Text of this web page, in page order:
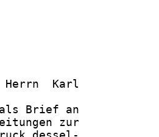
Herrn  Karl
Brief an
zur